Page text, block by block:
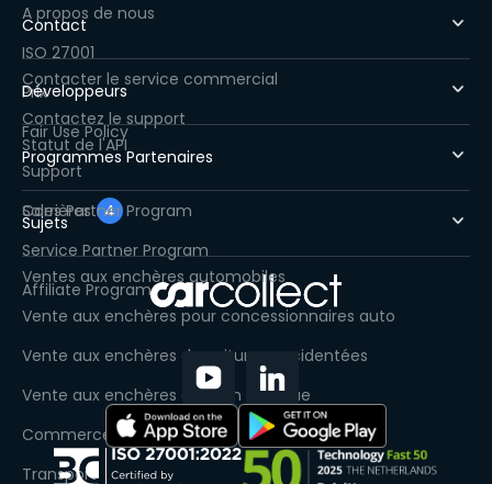
A propos de nous
ISO 27001
Prix
Fair Use Policy
Support
Carrières
4
Contact
Contacter le service commercial
Contactez le support
Développeurs
Statut de l'API
Programmes Partenaires
Sales Partner Program
Service Partner Program
Affiliate Program
Sujets
Ventes aux enchères automobiles
Vente aux enchères pour concessionnaires auto
Vente aux enchères de voitures accidentées
Vente aux enchères auto en Belgique
Commerce de automobiles
Transport